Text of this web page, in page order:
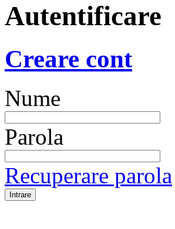
Autentificare
Creare cont
Nume
Parola
Recuperare parola